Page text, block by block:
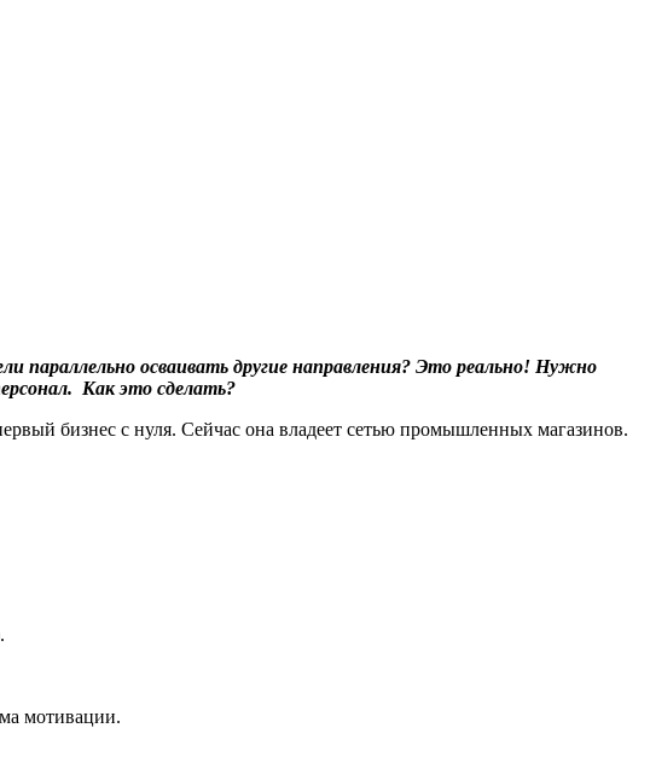
параллельно осваивать другие направления? Это реально! Нужно
Как это сделать?
бизнес с нуля. Сейчас она владеет сетью промышленных магазинов.
мотивации.